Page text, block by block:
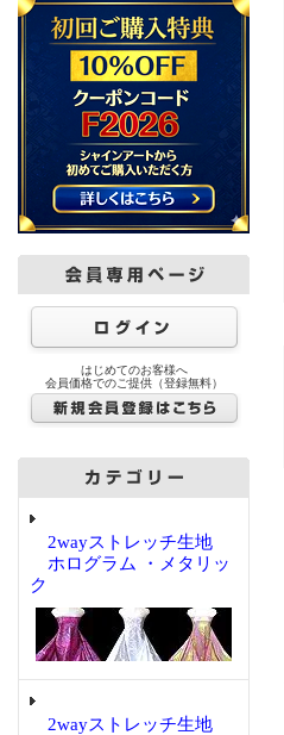
はじめてのお客様へ
会員価格でのご提供（登録無料）
2wayストレッチ生地
ホログラム ・メタリッ
ク
2wayストレッチ生地